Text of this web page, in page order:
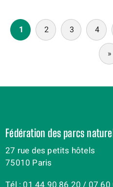
Pagination
1 2 3 4
»
Fédération des parcs
27 rue des petits hôtels
75010 Paris